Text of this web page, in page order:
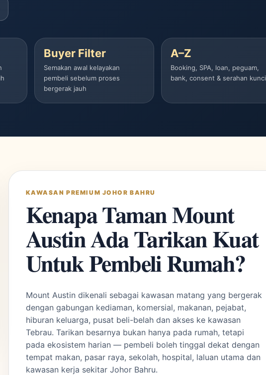
Buyer Filter
Semakan awal kelayakan
pembeli sebelum proses
bergerak jauh
A–Z
Booking, SPA, loan, peguam,
bank, consent & serahan kunci
KAWASAN PREMIUM JOHOR BAHRU
Kenapa Taman Mount
Austin Ada Tarikan Kuat
Untuk Pembeli Rumah?
Mount Austin dikenali sebagai kawasan matang yang bergerak
dengan gabungan kediaman, komersial, makanan, pejabat,
hiburan keluarga, pusat beli-belah dan akses ke kawasan
Tebrau. Tarikan besarnya bukan hanya pada rumah, tetapi
pada ekosistem harian — pembeli boleh tinggal dekat dengan
tempat makan, pasar raya, sekolah, hospital, laluan utama dan
kawasan kerja sekitar Johor Bahru.